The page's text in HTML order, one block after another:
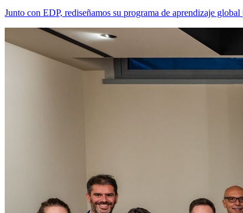
Junto con EDP, rediseñamos su programa de aprendizaje